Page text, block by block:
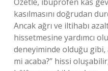
kasılmasını doğrudan
Ancak ağrı ve iltihabı
hissetmesine yardımcı
deneyiminde olduğu gibi,
mi acaba?” hissi